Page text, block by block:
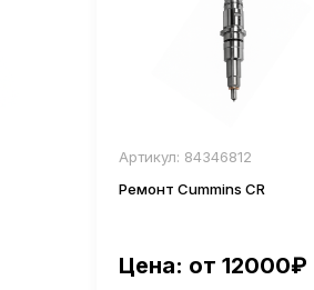
Цена: от 12000₽
Ремонт Cummins CR
Артикул: 84346812